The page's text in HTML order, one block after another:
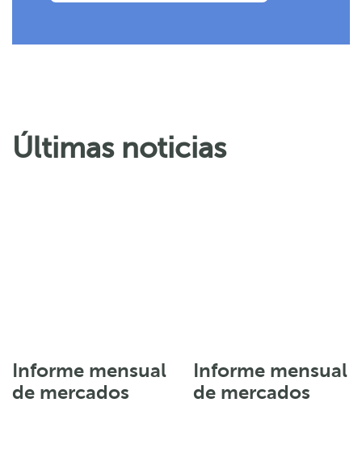
Últimas noticias
Informe mensual
de mercados
Informe mensual
de mercados